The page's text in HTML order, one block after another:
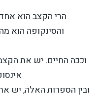
הרי הקצב הוא
והסינקופה הוא
וככה החיים. יש את
ובין הספרות האלה, יש